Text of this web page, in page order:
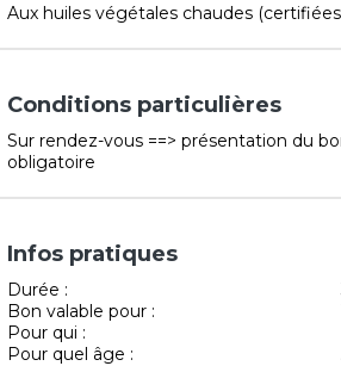
Aux huiles végétales chaudes
Conditions particulières
Sur rendez-vous ==> présentation du
obligatoire
Infos pratiques
Durée :
Bon valable pour :
Pour qui :
Pour quel âge :